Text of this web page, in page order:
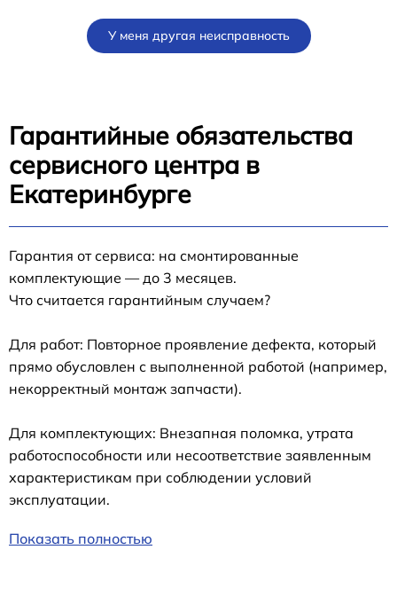
У меня другая неисправность
Гарантийные обязательства
сервисного центра в
Екатеринбурге
Гарантия от сервиса: на смонтированные
комплектующие — до 3 месяцев.
Что считается гарантийным случаем?
Для работ: Повторное проявление дефекта, который
прямо обусловлен с выполненной работой (например,
некорректный монтаж запчасти).
Для комплектующих: Внезапная поломка, утрата
работоспособности или несоответствие заявленным
характеристикам при соблюдении условий
эксплуатации.
Показать полностью